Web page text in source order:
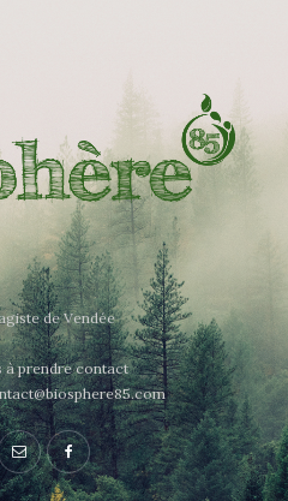
de Vendée
à prendre contact